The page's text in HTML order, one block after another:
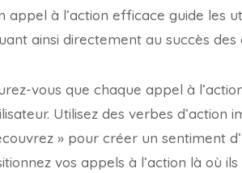
appel à l’action efficace guide les
ainsi directement au succès
vous que chaque appel à
Utilisez des verbes d’action
» pour créer un sentiment
vos appels à l’action là où